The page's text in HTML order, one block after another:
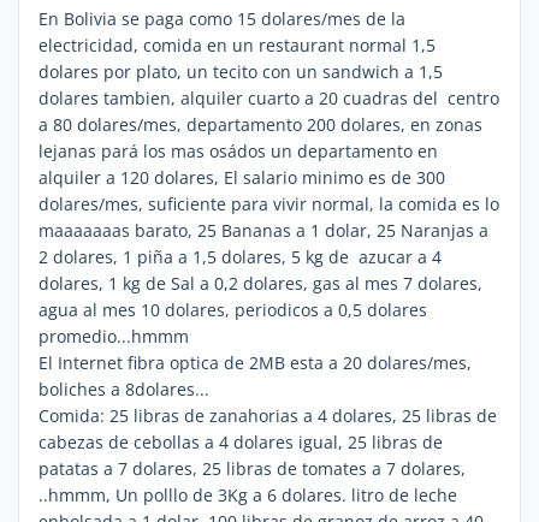
En Bolivia se paga como 15 dolares/mes de la
electricidad, comida en un restaurant normal 1,5
dolares por plato, un tecito con un sandwich a 1,5
dolares tambien, alquiler cuarto a 20 cuadras del centro
a 80 dolares/mes, departamento 200 dolares, en zonas
lejanas pará los mas osádos un departamento en
alquiler a 120 dolares, El salario minimo es de 300
dolares/mes, suficiente para vivir normal, la comida es lo
maaaaaaas barato, 25 Bananas a 1 dolar, 25 Naranjas a
2 dolares, 1 piña a 1,5 dolares, 5 kg de azucar a 4
dolares, 1 kg de Sal a 0,2 dolares, gas al mes 7 dolares,
agua al mes 10 dolares, periodicos a 0,5 dolares
promedio...hmmm
El Internet fibra optica de 2MB esta a 20 dolares/mes,
boliches a 8dolares...
Comida: 25 libras de zanahorias a 4 dolares, 25 libras de
cabezas de cebollas a 4 dolares igual, 25 libras de
patatas a 7 dolares, 25 libras de tomates a 7 dolares,
..hmmm, Un polllo de 3Kg a 6 dolares. litro de leche